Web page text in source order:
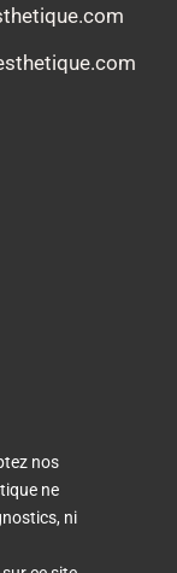
nos
ne
ni